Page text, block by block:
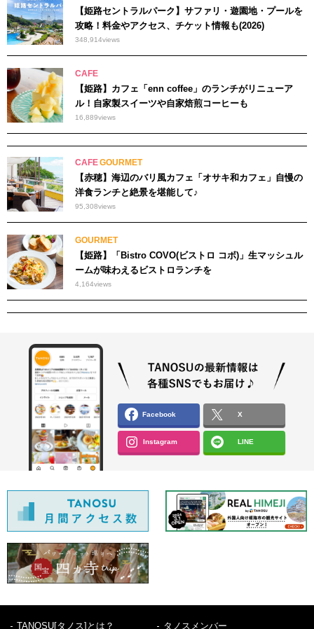
【姫路セントラルパーク】サファリ・遊園地・プールを
攻略！料金やアクセス、チケット情報も(2026)
348,914views
CAFE
【姫路】カフェ「enn coffee」のランチがリニューア
ル！自家製スイーツや自家焙煎コーヒーも
16,889views
CAFEGOURMET
【赤穂】海辺のバリ風カフェ「オサキ和カフェ」自慢の
洋食ランチと絶景を堪能して♪
95,308views
GOURMET
【姫路】「Bistro COVO(ビストロ コボ)」生マッシュル
ームが味わえるビストロランチを
4,164views
Facebook X
Instagram LINE
TANOSU[タノス]とは？ タノスメンバー